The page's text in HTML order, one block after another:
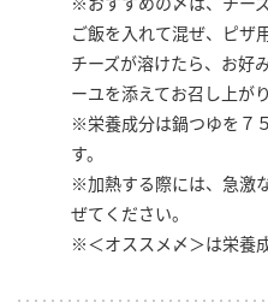
ご飯を入れて混ぜ、ピザ
チーズが溶けたら、お好
ーユを添えてお召し上が
※栄養成分は鍋つゆを７
す。
※加熱する際には、急激
ぜてください。
※＜オススメ〆＞は栄養